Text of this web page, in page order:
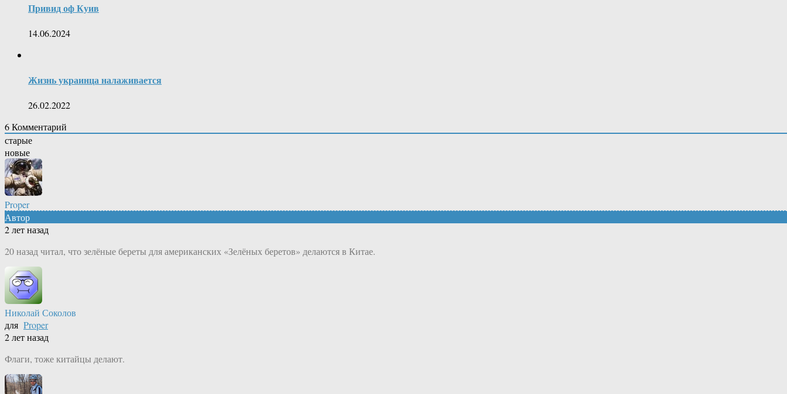
Привид оф Куив
14.06.2024
Жизнь украинца налаживается
26.02.2022
6Комментарий
старые
новые
Proper
Автор
2 лет назад
20 назад читал, что зелёные береты для американских «Зелёных беретов» делаются в Китае.
Николай Соколов
для Proper
2 лет назад
Флаги, тоже китайцы делают.